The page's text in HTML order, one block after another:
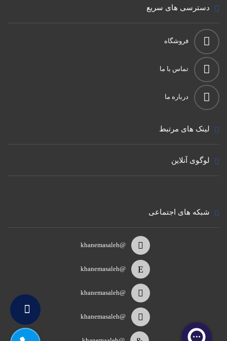
دسترسی های سریع
فروشگاه
تماس با ما
درباره ما
لینک های مرتبط
لوگوی آنلاین
شبکه های اجتماعی
@khanemasaleh
@khanemasaleh
@khanemasaleh
@khanemasaleh